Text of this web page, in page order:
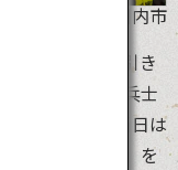
©薩摩川内市
7トンの大綱を引き
合戦に向かう兵士
れています。当日は
作る「綱練り」を